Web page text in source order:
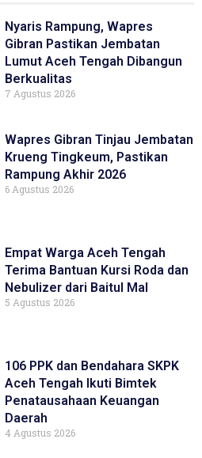
Nyaris Rampung, Wapres
Gibran Pastikan Jembatan
Lumut Aceh Tengah Dibangun
Berkualitas
7 Agustus 2026
Wapres Gibran Tinjau Jembatan
Krueng Tingkeum, Pastikan
Rampung Akhir 2026
6 Agustus 2026
Empat Warga Aceh Tengah
Terima Bantuan Kursi Roda dan
Nebulizer dari Baitul Mal
5 Agustus 2026
106 PPK dan Bendahara SKPK
Aceh Tengah Ikuti Bimtek
Penatausahaan Keuangan
Daerah
4 Agustus 2026